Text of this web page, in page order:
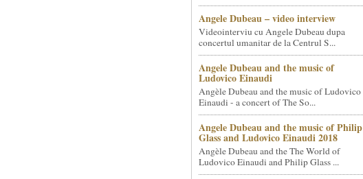
Angele Dubeau – video interview
Videointerviu cu Angele Dubeau dupa
concertul umanitar de la Centrul S...
Angele Dubeau and the music of
Ludovico Einaudi
Angèle Dubeau and the music of Ludovico
Einaudi - a concert of The So...
Angele Dubeau and the music of Philip
Glass and Ludovico Einaudi 2018
Angèle Dubeau and the The World of
Ludovico Einaudi and Philip Glass ...